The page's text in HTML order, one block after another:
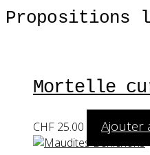
Mortelle
CHF 25.00 Ajouter